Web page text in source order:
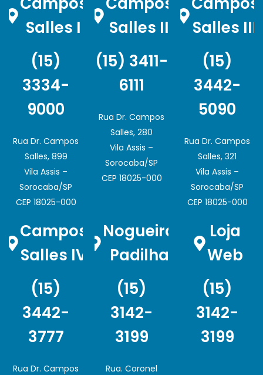
Salles I
(15)
3334-
9000
Rua Dr. Campos
Salles, 899
Vila Assis –
Sorocaba/SP
CEP 18025-000
Salles II
(15) 3411-
6111
Rua Dr. Campos
Salles, 280
Vila Assis –
Sorocaba/SP
CEP 18025-000
Salles III
(15)
3442-
5090
Rua Dr. Campos
Salles, 321
Vila Assis –
Sorocaba/SP
CEP 18025-000
Campos
Salles IV
(15)
3442-
3777
Rua Dr. Campos
Nogueira
Padilha
(15)
3142-
3199
Rua. Coronel
Loja
Web
(15)
3142-
3199